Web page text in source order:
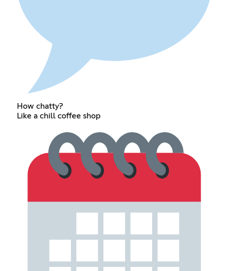
How chatty?
Like a chill coffee shop